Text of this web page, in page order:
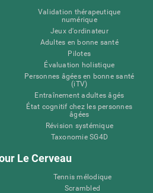
Validation thérapeutique
numérique
Jeux d'ordinateur
Adultes en bonne santé
Pilotes
Évaluation holistique
Personnes âgées en bonne santé
(iTV)
Entraînement adultes âgés
État cognitif chez les personnes
âgées
Révision systémique
Taxonomie SG4D
Le Cerveau
Tennis mélodique
Scrambled